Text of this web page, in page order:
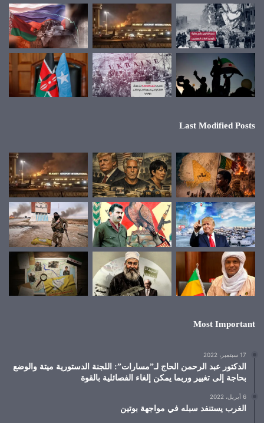
Last Modified Posts
Most Important
17 سبتمبر، 2022
الدكتور عبد الرحمن الحاج لـ”مسارات”: اللجنة الدستورية ميتة والوضع
بحاجة إلى تغيير وربما يمكن إلغاء الفصائلية بالقوة
6 أبريل، 2022
الغرب يستنفد سبله في مواجهة بوتين